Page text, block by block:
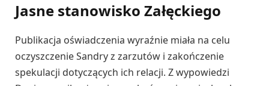
Jasne stanowisko Załęckiego
Publikacja oświadczenia wyraźnie miała na celu
oczyszczenie Sandry z zarzutów i zakończenie
spekulacji dotyczących ich relacji. Z wypowiedzi